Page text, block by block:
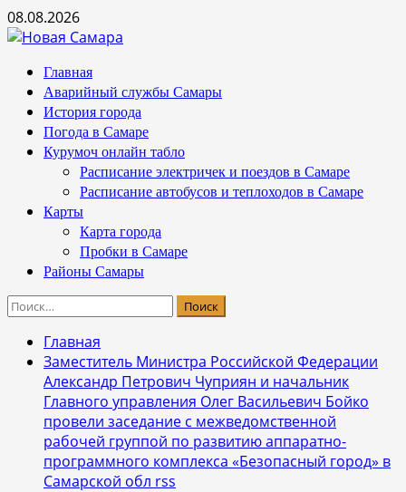
Перейти
к
08.08.2026
Основное
меню
Главная
Аварийный службы Самары
История города
Погода в Самаре
Курумоч онлайн табло
Расписание электричек и поездов в Самаре
Расписание автобусов и теплоходов в Самаре
Карты
Карта города
Пробки в Самаре
Районы Самары
Найти:
Главная
Заместитель Министра Российской Федерации
Александр Петрович Чуприян и начальник
Главного управления Олег Васильевич Бойко
провели заседание с межведомственной
рабочей группой по развитию аппаратно-
программного комплекса «Безопасный город» в
Самарской обл rss